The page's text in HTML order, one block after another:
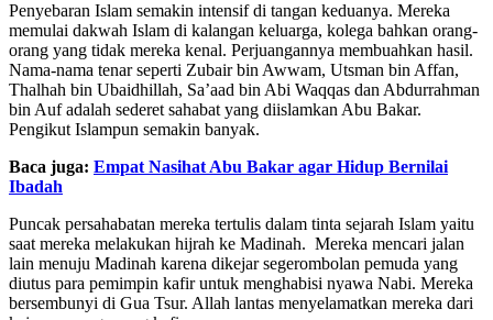
Penyebaran Islam semakin intensif di tangan keduanya. Mereka
memulai dakwah Islam di kalangan keluarga, kolega bahkan orang-
orang yang tidak mereka kenal. Perjuangannya membuahkan hasil.
Nama-nama tenar seperti Zubair bin Awwam, Utsman bin Affan,
Thalhah bin Ubaidhillah, Sa’aad bin Abi Waqqas dan Abdurrahman
bin Auf adalah sederet sahabat yang diislamkan Abu Bakar.
Pengikut Islampun semakin banyak.
Baca juga: Empat Nasihat Abu Bakar agar Hidup Bernilai
Ibadah
Puncak persahabatan mereka tertulis dalam tinta sejarah Islam yaitu
saat mereka melakukan hijrah ke Madinah. Mereka mencari jalan
lain menuju Madinah karena dikejar segerombolan pemuda yang
diutus para pemimpin kafir untuk menghabisi nyawa Nabi. Mereka
bersembunyi di Gua Tsur. Allah lantas menyelamatkan mereka dari